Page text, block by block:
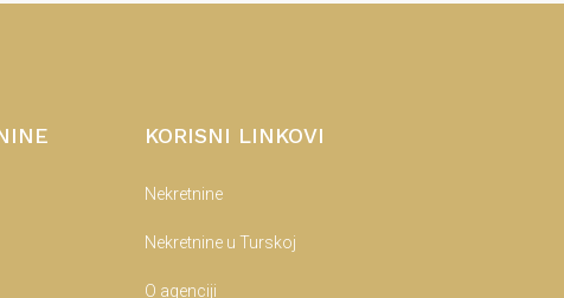
KORISNI LINKOVI
Nekretnine
Nekretnine u Turskoj
O agenciji